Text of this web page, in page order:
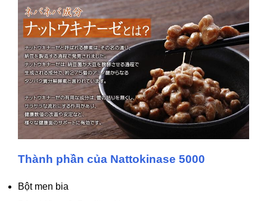
Thành phần của Nattokinase 5000
Bột men bia